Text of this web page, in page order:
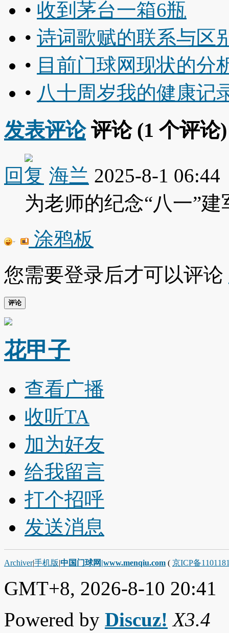
• 收到茅台一箱6瓶
• 诗词歌赋的联系与区
• 目前门球网现状的分
• 八十周岁我的健康记
发表评论评论 (1 个评论)
回复 海兰 2025-8-1 06:44
为老师的纪念“八一”
涂鸦板
您需要登录后才可以评论
评论
花甲子
查看广播
收听TA
加为好友
给我留言
打个招呼
发送消息
Archiver|手机版|中国门球网|www.menqiu.com ( 京ICP备
GMT+8, 2026-8-10 20:41
Powered by Discuz! X3.4